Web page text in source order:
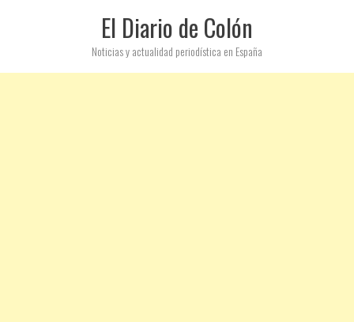
El Diario de Colón
Noticias y actualidad periodística en España